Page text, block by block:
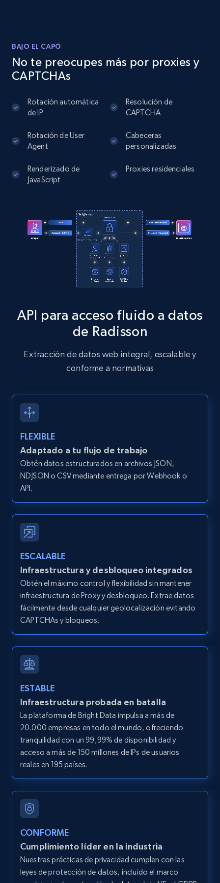
comments, Date posted, Likes, Photos, and
more.
13.2K+ 1.6K+ Prueba gratuita
Instagram - Posts - Collects posts from a
URL, User posted, Description, Hashtags, Num
13.2K+ 1.6K+ Prueba gratuita
Zillow properties listing information
Zpid, City, State, HomeStatus, Address,
IsCurrentSignedInAgentResponsible, Bedrooms,
and more.
12K+ 1.3K+ Prueba gratuita
Zillow properties listing information -
Discover by custom filters - location, home
type and status
Zpid, City, State, HomeStatus, Address,
IsListingClaimedByCurrentSignedInUser,
IsCurrentSignedInAgentResponsible, Bedrooms,
Search by parameters on zillow and use the
direct link as input
Zpid, City, State, HomeStatus, Address,
IsListingClaimedByCurrentSignedInUser,
IsCurrentSignedInAgentResponsible, Bedrooms,
and more.
LinkedIn posts
URL, ID, User id, Use url, Title, Headline, Post
text, Date posted, and more.
11.3K+ 1.5K+ Prueba gratuita
LinkedIn posts - Discover user's articles by
URL
URL, ID, User id, Use url, Title, Headline, Post
text, Date posted, and more.
11.3K+ 1.5K+ Prueba gratuita
BAJO EL CAPÓ
No te preocupes más por proxies y
CAPTCHAs
Rotación automática
de IP
Resolución de
CAPTCHA
Rotación de User
Agent
Cabeceras
personalizadas
Renderizado de
JavaScript
Proxies residenciales
API para acceso fluido a datos
de Radisson
Extracción de datos web integral, escalable y
conforme a normativas
FLEXIBLE
Adaptado a tu flujo de trabajo
Obtén datos estructurados en archivos JSON,
NDJSON o CSV mediante entrega por Webhook o
API.
ESCALABLE
Infraestructura y desbloqueo integrados
Obtén el máximo control y flexibilidad sin mantener
infraestructura de Proxy y desbloqueo. Extrae datos
fácilmente desde cualquier geolocalización evitando
CAPTCHAs y bloqueos.
ESTABLE
Infraestructura probada en batalla
La plataforma de Bright Data impulsa a más de
20.000 empresas en todo el mundo, ofreciendo
tranquilidad con un 99,99% de disponibilidad y
acceso a más de 150 millones de IPs de usuarios
reales en 195 países.
CONFORME
Cumplimiento líder en la industria
Nuestras prácticas de privacidad cumplen con las
leyes de protección de datos, incluido el marco